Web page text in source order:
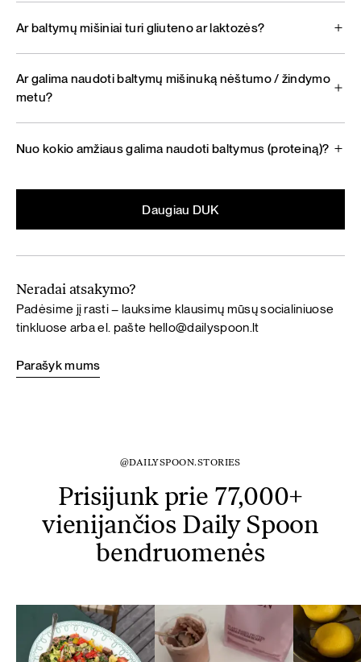
Ar baltymų mišiniai turi gliuteno ar laktozės?
Ar galima naudoti baltymų mišinuką nėštumo / žindymo
metu?
Nuo kokio amžiaus galima naudoti baltymus (proteiną)?
Daugiau DUK
Neradai atsakymo?
Padėsime jį rasti – lauksime klausimų mūsų socialiniuose
tinkluose arba el. pašte hello@dailyspoon.lt
Parašyk mums
@DAILYSPOON.STORIES
Prisijunk prie 77,000+
vienijančios Daily Spoon
bendruomenės